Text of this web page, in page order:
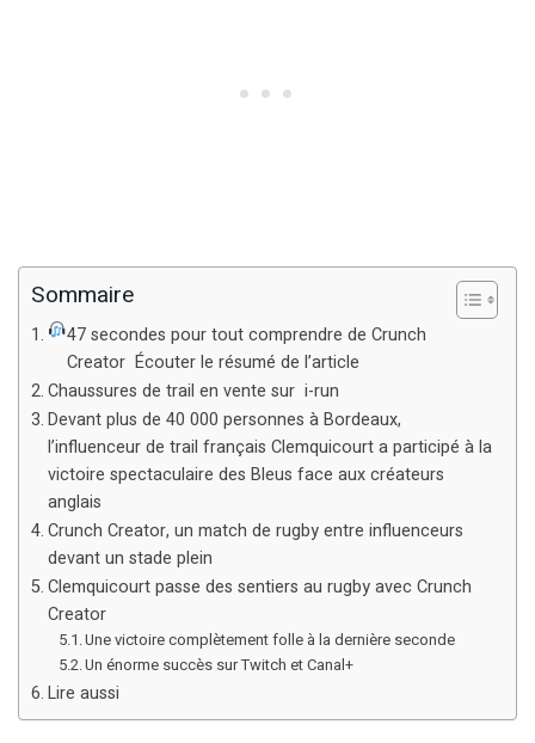
Sommaire
47 secondes pour tout comprendre de Crunch
Creator Écouter le résumé de l’article
Chaussures de trail en vente sur i-run
Devant plus de 40 000 personnes à Bordeaux,
l’influenceur de trail français Clemquicourt a participé à la
victoire spectaculaire des Bleus face aux créateurs
anglais
Crunch Creator, un match de rugby entre influenceurs
devant un stade plein
Clemquicourt passe des sentiers au rugby avec Crunch
Creator
Une victoire complètement folle à la dernière seconde
Un énorme succès sur Twitch et Canal+
Lire aussi